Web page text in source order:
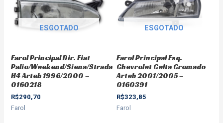
ESGOTADO
Farol Principal Dir. Fiat
Palio/Weekend/Siena/Strada
H4 Arteb 1996/2000 –
0160218
R$290,70
Farol
ESGOTADO
Farol Principal Esq.
Chevrolet Celta Cromado
Arteb 2001/2005 –
0160391
R$323,85
Farol